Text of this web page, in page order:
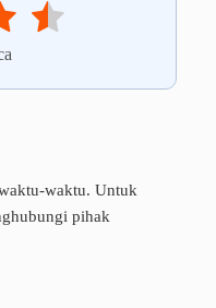
waktu. Untuk
pihak